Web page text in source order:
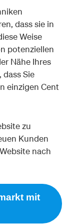
dass sie in
Weise
potenziellen
Nähe Ihres
Sie
einzigen Cent
zu
Kunden
nach
mit